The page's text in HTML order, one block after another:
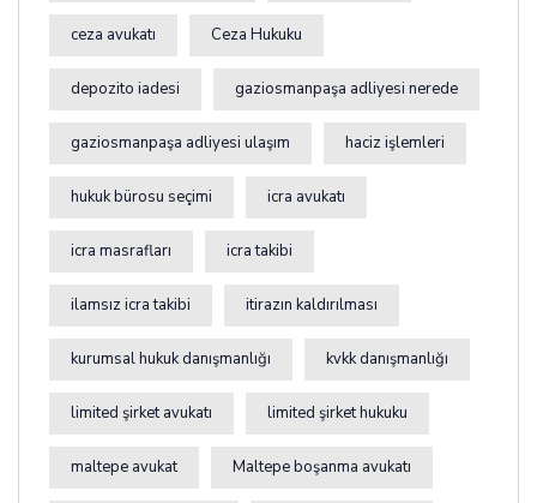
ceza avukatı Ceza Hukuku
depozito iadesi gaziosmanpaşa adliyesi nerede
gaziosmanpaşa adliyesi ulaşım haciz işlemleri
hukuk bürosu seçimi icra avukatı
icra masrafları icra takibi
ilamsız icra takibi itirazın kaldırılması
kurumsal hukuk danışmanlığı kvkk danışmanlığı
limited şirket avukatı limited şirket hukuku
maltepe avukat Maltepe boşanma avukatı